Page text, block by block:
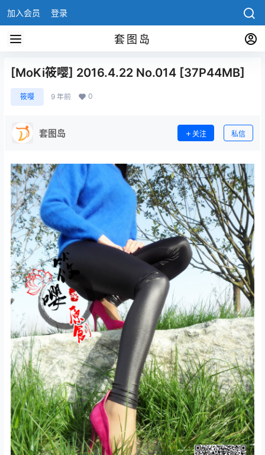
加入会员 登录
套图岛
[MoKi筱嘤] 2016.4.22 No.014 [37P44MB]
筱嘤 9 年前 0
套图岛 关注 私信